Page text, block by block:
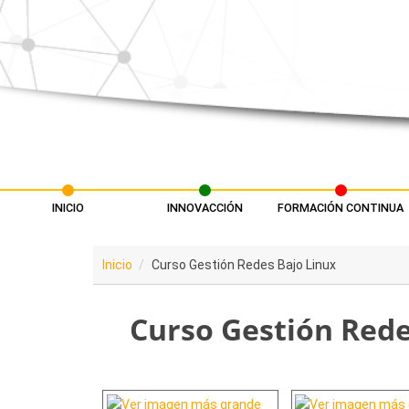
Pasar al contenido principal
INICIO INNOVACCIÓN FORMACIÓN CONTINUA
Inicio Curso Gestión Redes Bajo Linux
Curso Gestión